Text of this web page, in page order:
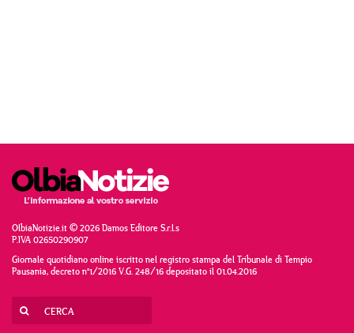
OlbiaNotizie.it © 2026 Damos Editore S.r.l.s
P.IVA 02650290907
Giornale quotidiano online iscritto nel registro stampa del Tribunale di Tempio
Pausania, decreto n°1/2016 V.G. 248/16 depositato il 01.04.2016